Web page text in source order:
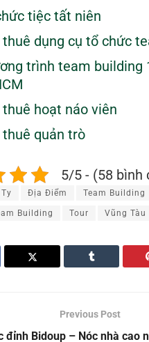
tiệc tất niên
thuê dụng cụ tổ chức
trình team building
thuê hoạt náo viên
thuê quản trò
5/5 - (58 bình
Địa Điểm Team Building
Building Tour Vũng Tàu
Previous Post
đỉnh Bidoup – Nóc nhà cao